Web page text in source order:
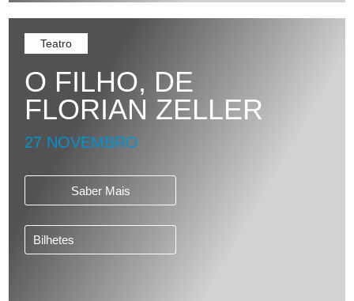
Teatro
O FILHO, DE
FLORIAN ZELLER
27 NOVEMBRO
Saber Mais
Bilhetes